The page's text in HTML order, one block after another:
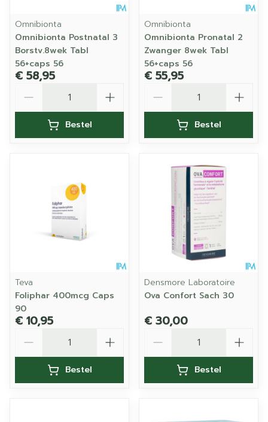
Omnibionta
Omnibionta Postnatal 3
Borstv.8wek Tabl
56+caps 56
€ 58,95
Bestel
Omnibionta
Omnibionta Pronatal 2
Zwanger 8wek Tabl
56+caps 56
€ 55,95
Bestel
Teva
Foliphar 400mcg Caps
90
€ 10,95
Bestel
Densmore Laboratoire
Ova Confort Sach 30
€ 30,00
Bestel